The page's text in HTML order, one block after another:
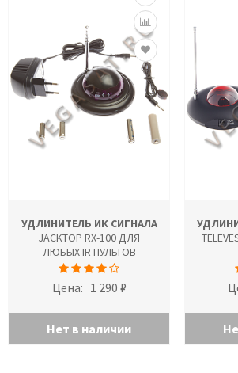
УДЛИНИТЕЛЬ ИК СИГНАЛА
JACKTOP RX-100 ДЛЯ
ЛЮБЫХ IR ПУЛЬТОВ
Цена: 1 290 ₽
Нет в наличии